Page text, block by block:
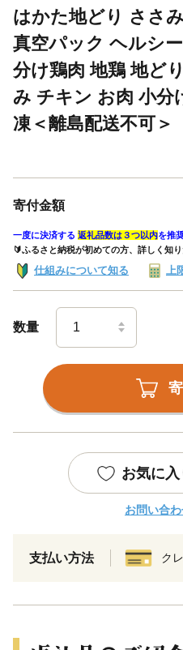
はかた地どり ささ
真空パック ヘルシ
分け鶏肉 地鶏 地ど
み チキン お肉 小分
凍＜離島配送不可＞
寄付金額
一度に決済する 返礼品数は３つ以内を推
🔰ふるさと納税が初めての方、詳しく知
仕組みについて知る
数量
お気に
お問い合
支払い方法 ク